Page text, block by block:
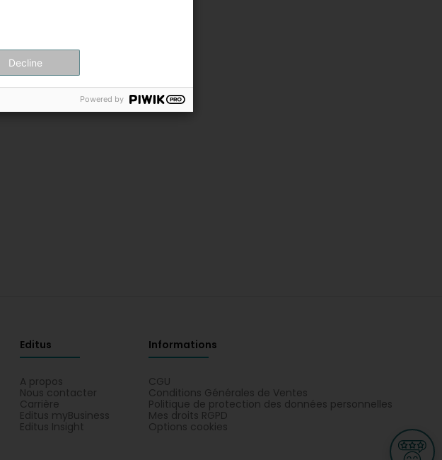
Editus
A propos
Nous contacter
Carrière
Editus myBusiness
Editus Insight
Informations
CGU
Conditions Générales de Ventes
Politique de protection des données personnelles
Mes droits RGPD
Options cookies
Decline
Powered by